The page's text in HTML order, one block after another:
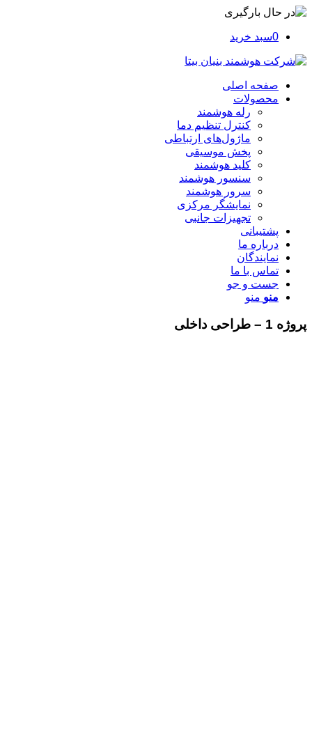
0سبد خرید
صفحه اصلی
محصولات
رله هوشمند
کنترل تنظیم دما
ماژول‌های ارتباطی
پخش موسیقی
کلید هوشمند
سنسور هوشمند
سرور هوشمند
نمایشگر مرکزی
تجهیزات جانبی
پشتیبانی
درباره ما
نمایندگان
تماس با ما
جست و جو
منو منو
پروژه 1 – طراحی داخلی